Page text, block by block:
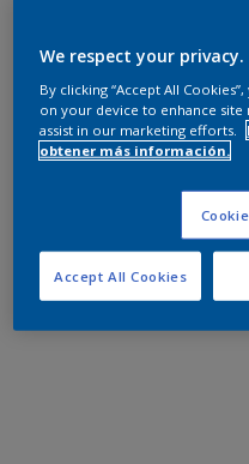
We respect your privacy.
By clicking “Accept All
on your device to enhance site
assist in our marketing efforts.
obtener más información.
Accept All Cookies